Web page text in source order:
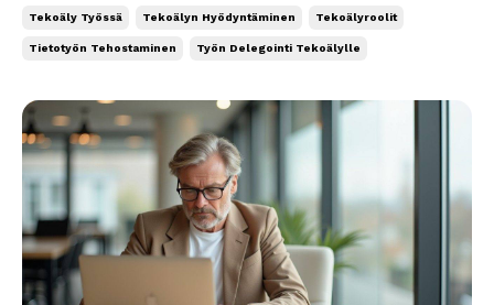
kykyä yhdistää tietoa, kiinnostusta ratkoa ongelmi...
Tekoäly Työssä Tekoälyn Hyödyntäminen Tekoälyroolit
Tietotyön Tehostaminen Työn Delegointi Tekoälylle